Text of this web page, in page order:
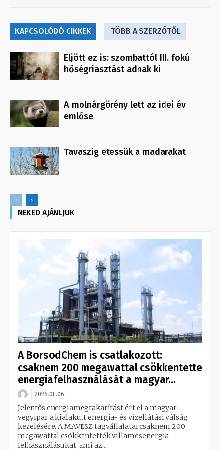
KAPCSOLÓDÓ CIKKEK TÖBB A SZERZŐTŐL
Eljött ez is: szombattól III. fokú
hőségriasztást adnak ki
A molnárgörény lett az idei év
emlőse
Tavaszig etessük a madarakat
NEKED AJÁNLJUK
A BorsodChem is csatlakozott:
csaknem 200 megawattal csökkentette
energiafelhasználását a magyar...
2026.08.06.
Jelentős energiamegtakarítást ért el a magyar
vegyipar a kialakult energia- és vízellátási válság
kezelésére. A MAVESZ tagvállalatai csaknem 200
megawattal csökkentették villamosenergia-
felhasználásukat, ami az...